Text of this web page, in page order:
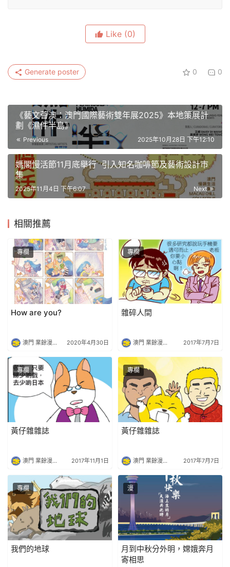
Like (0)
0 0
Generate poster
《藝文薈澳：澳門國際藝術雙年展2025》本地策展計
劃《濕件半島》
Previous 2025年10月28日 下午12:10
媽閣慢活節11月底舉行 引入知名咖啡節及藝術設計巿
集
Next
2025年11月4日 下午6:07
相關推薦
專欄
How are you?
澳門 業餘漫畫社 2020年4月30日
專欄
雜碎人間
澳門 業餘漫畫社 2017年7月7日
專欄
黃仔雜雜誌
澳門 業餘漫畫社 2017年11月1日
專欄
黃仔雜雜誌
澳門 業餘漫畫社 2017年7月7日
專欄
我們的地球
漫
月到中秋分外明，嫦娥奔月
寄相思